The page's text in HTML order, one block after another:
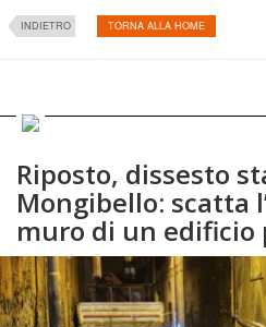
INDIETRO TORNA ALLA HOME
Riposto, dissesto
Mongibello: scatta
muro di un edificio